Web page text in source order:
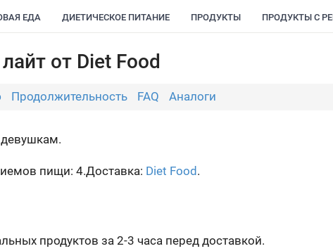
ЕДА ДИЕТИЧЕСКОЕ ПИТАНИЕ ПРОДУКТЫ ПРОДУКТЫ С
от Diet Food
Продолжительность FAQ Аналоги
пищи: 4.Доставка: Diet Food .
продуктов за 2-3 часа перед доставкой.